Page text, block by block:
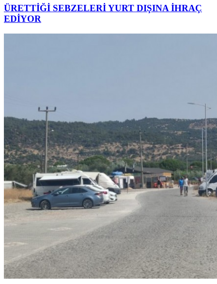
ÜRETTİĞİ SEBZELERİ YURT DIŞINA İHRAÇ
EDİYOR